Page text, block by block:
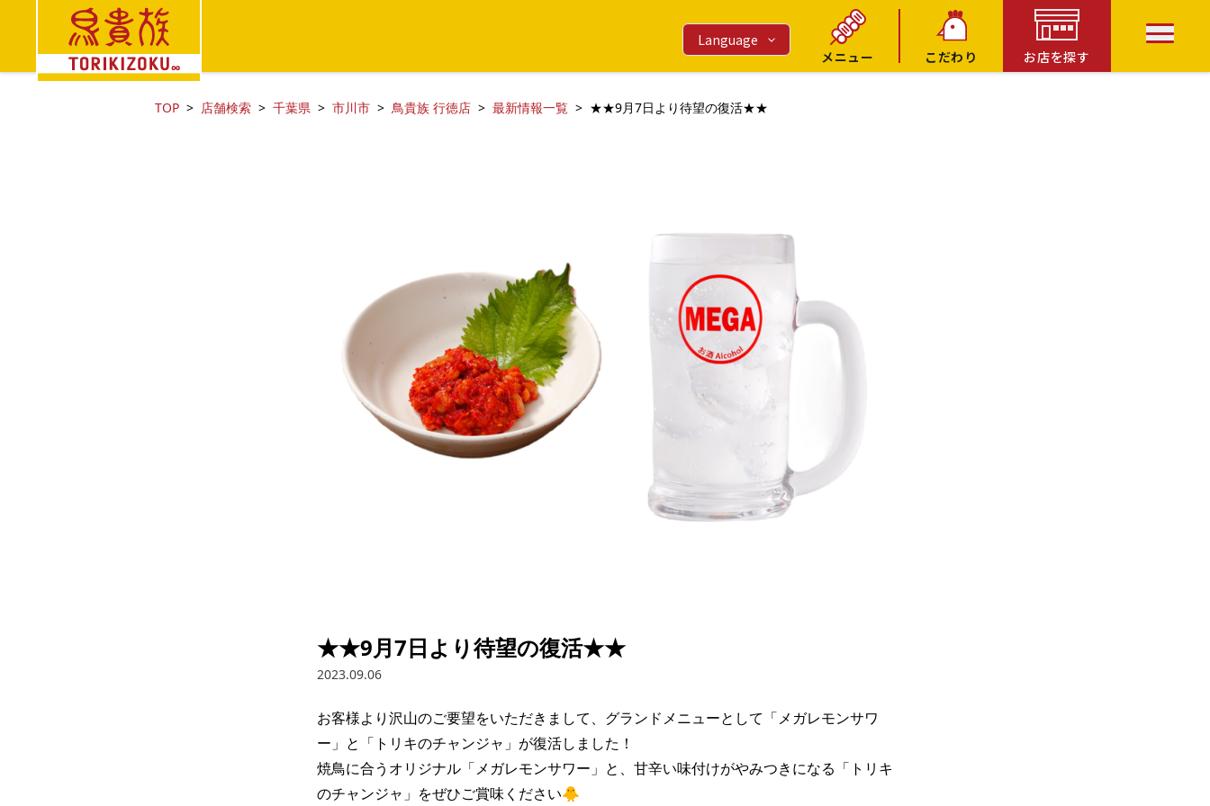
Language
メニュー
こだわり お店を探す
TOP 店舗検索 千葉県 市川市 鳥貴族 行徳店 最新情報一覧 ★★9月7日より待望の復活★★
★★9月7日より待望の復活★★
2023.09.06
お客様より沢山のご要望をいただきまして、グランドメニューとして「メガレモンサワ
ー」と「トリキのチャンジャ」が復活しました！
焼鳥に合うオリジナル「メガレモンサワー」と、甘辛い味付けがやみつきになる「トリキ
のチャンジャ」をぜひご賞味ください🐥